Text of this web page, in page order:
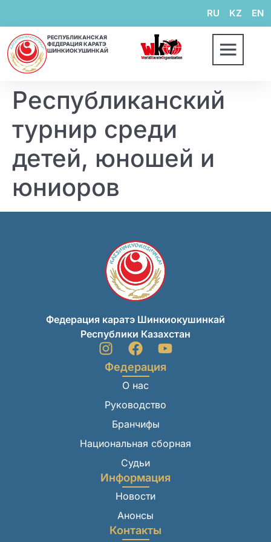
RU KZ EN
РЕСПУБЛИКАНСКАЯ
ФЕДЕРАЦИЯ КАРАТЭ
ШИНКИОКУШИНКАЙ
Республиканский
турнир среди
детей, юношей и
юниоров
Федерация каратэ Шинкиокушинкай
Республики Казахстан
Федерация
О нас
Руководство
Бранчифы
Национальная сборная
Судьи
Информация
Новости
Анонсы
Контакты